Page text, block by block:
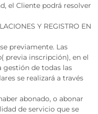
el Cliente podrá resolver
Y REGISTRO EN
previamente. Las
previa inscripción), en el
gestión de todas las
se realizará a través
abonado, o abonar
de servicio que se